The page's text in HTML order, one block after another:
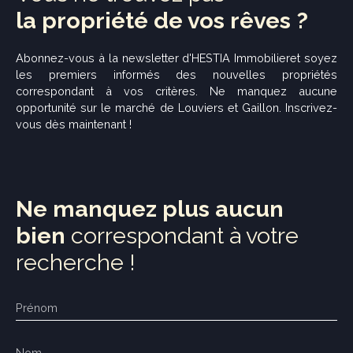
la propriété de vos rêves ?
Abonnez-vous à la newsletter d'HESTIA Immobilieret soyez
les premiers informés des nouvelles propriétés
correspondant à vos critères. Ne manquez aucune
opportunité sur le marché de Louviers et Gaillon. Inscrivez-
vous dès maintenant !
Ne manquez plus aucun
bien correspondant à votre
recherche !
Prénom